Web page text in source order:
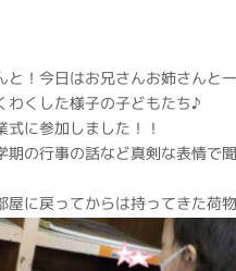
と！今日はお兄さんお姉さんと
わくした様子の子どもたち♪
式に参加しました！！
期の行事の話など真剣な表情で
屋に戻ってからは持ってきた荷